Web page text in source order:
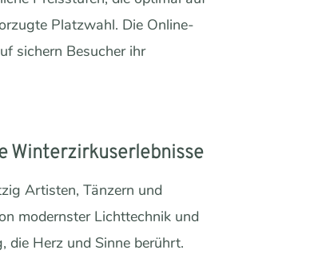
Platzwahl. Die Online-
sichern Besucher ihr
Winterzirkuserlebnisse
Artisten, Tänzern und
modernster Lichttechnik und
die Herz und Sinne berührt.